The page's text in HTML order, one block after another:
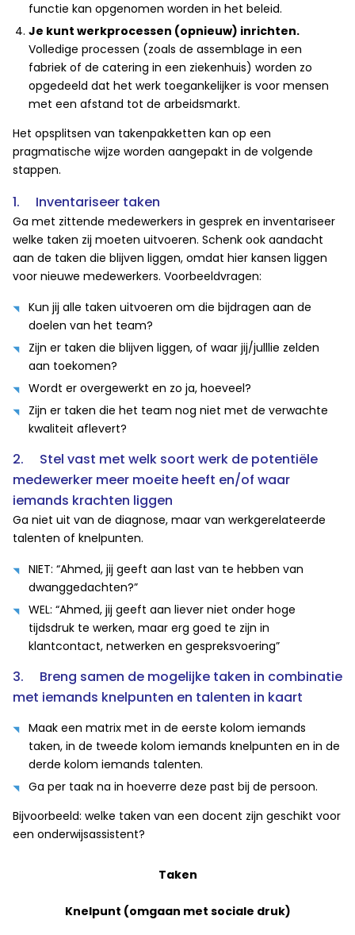
functie kan opgenomen worden in het beleid.
Je kunt werkprocessen (opnieuw) inrichten.
Volledige processen (zoals de assemblage in een
fabriek of de catering in een ziekenhuis) worden zo
opgedeeld dat het werk toegankelijker is voor mensen
met een afstand tot de arbeidsmarkt.
Het opsplitsen van takenpakketten kan op een
pragmatische wijze worden aangepakt in de volgende
stappen.
1. Inventariseer taken
Ga met zittende medewerkers in gesprek en inventariseer
welke taken zij moeten uitvoeren. Schenk ook aandacht
aan de taken die blijven liggen, omdat hier kansen liggen
voor nieuwe medewerkers. Voorbeeldvragen:
Kun jij alle taken uitvoeren om die bijdragen aan de
doelen van het team?
Zijn er taken die blijven liggen, of waar jij/julllie zelden
aan toekomen?
Wordt er overgewerkt en zo ja, hoeveel?
Zijn er taken die het team nog niet met de verwachte
kwaliteit aflevert?
2. Stel vast met welk soort werk de potentiële
medewerker meer moeite heeft en/of waar
iemands krachten liggen
Ga niet uit van de diagnose, maar van werkgerelateerde
talenten of knelpunten.
NIET: “Ahmed, jij geeft aan last van te hebben van
dwanggedachten?”
WEL: “Ahmed, jij geeft aan liever niet onder hoge
tijdsdruk te werken, maar erg goed te zijn in
klantcontact, netwerken en gespreksvoering”
3. Breng samen de mogelijke taken in combinatie
met iemands knelpunten en talenten in kaart
Maak een matrix met in de eerste kolom iemands
taken, in de tweede kolom iemands knelpunten en in de
derde kolom iemands talenten.
Ga per taak na in hoeverre deze past bij de persoon.
Bijvoorbeeld: welke taken van een docent zijn geschikt voor
een onderwijsassistent?
Taken
Knelpunt (omgaan met sociale druk)